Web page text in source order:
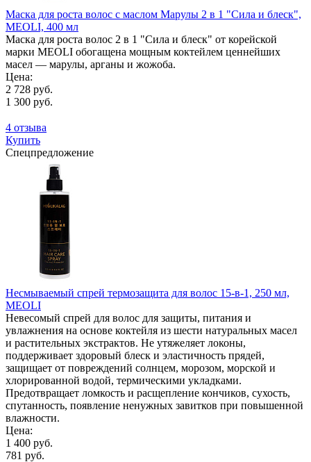
Маска для роста волос с маслом Марулы 2 в 1 "Сила и блеск",
MEOLI, 400 мл
Маска для роста волос 2 в 1 "Сила и блеск" от корейской
марки MEOLI обогащена мощным коктейлем ценнейших
масел — марулы, арганы и жожоба.
Цена:
2 728 руб.
1 300 руб.
4 отзыва
Купить
Спецпредложение
Несмываемый спрей термозащита для волос 15-в-1, 250 мл,
MEOLI
Невесомый спрей для волос для защиты, питания и
увлажнения на основе коктейля из шести натуральных масел
и растительных экстрактов. Не утяжеляет локоны,
поддерживает здоровый блеск и эластичность прядей,
защищает от повреждений солнцем, морозом, морской и
хлорированной водой, термическими укладками.
Предотвращает ломкость и расщепление кончиков, сухость,
спутанность, появление ненужных завитков при повышенной
влажности.
Цена:
1 400 руб.
781 руб.